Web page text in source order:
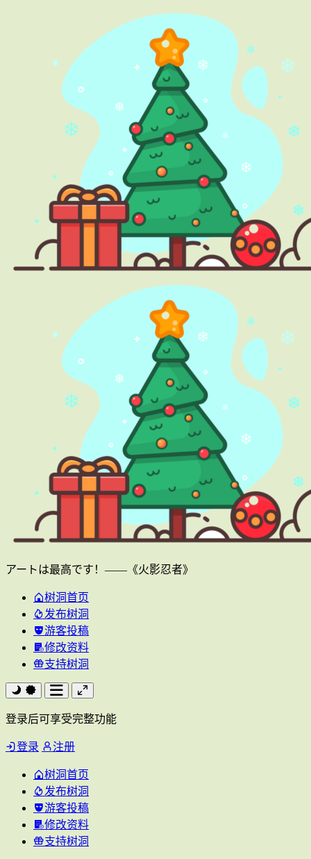
アートは最高です！——《火影忍者》
树洞首页
发布树洞
游客投稿
修改资料
支持树洞
登录后可享受完整功能
登录 注册
树洞首页
发布树洞
游客投稿
修改资料
支持树洞